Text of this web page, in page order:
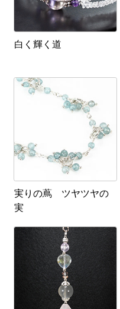
白く輝く道
実りの蔦 ツヤツヤの
実